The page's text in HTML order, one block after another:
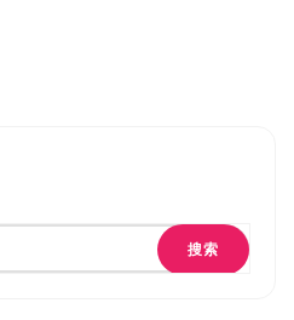
搜索